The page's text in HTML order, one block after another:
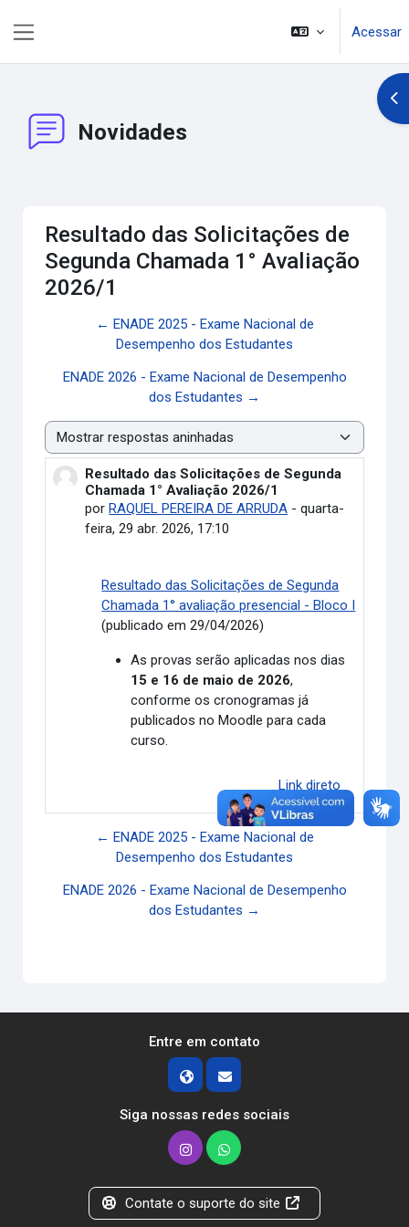
Acessar
Novidades
Resultado das Solicitações de
Segunda Chamada 1° Avaliação
2026/1
← ENADE 2025 - Exame Nacional de
Desempenho dos Estudantes
ENADE 2026 - Exame Nacional de Desempenho
dos Estudantes →
Modo de visualização
Resultado das Solicitações de Segunda
Chamada 1° Avaliação 2026/1
porRAQUEL PEREIRA DE ARRUDA -quarta-
feira, 29 abr. 2026, 17:10
Número de respostas: 0
Resultado das Solicitações de Segunda
Chamada 1° avaliação presencial - Bloco I
(publicado em 29/04/2026)
As provas serão aplicadas nos dias
15 e 16 de maio de 2026,
conforme os cronogramas já
publicados no Moodle para cada
curso.
Link direto
← ENADE 2025 - Exame Nacional de
Desempenho dos Estudantes
ENADE 2026 - Exame Nacional de Desempenho
dos Estudantes →
Entre em contato
Siga nossas redes sociais
Contate o suporte do site